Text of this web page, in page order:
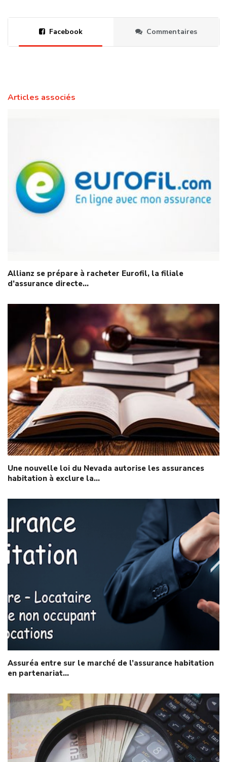
Facebook Commentaires
Articles associés
Allianz se prépare à racheter Eurofil, la filiale
d’assurance directe…
Une nouvelle loi du Nevada autorise les assurances
habitation à exclure la…
Assuréa entre sur le marché de l’assurance habitation
en partenariat…